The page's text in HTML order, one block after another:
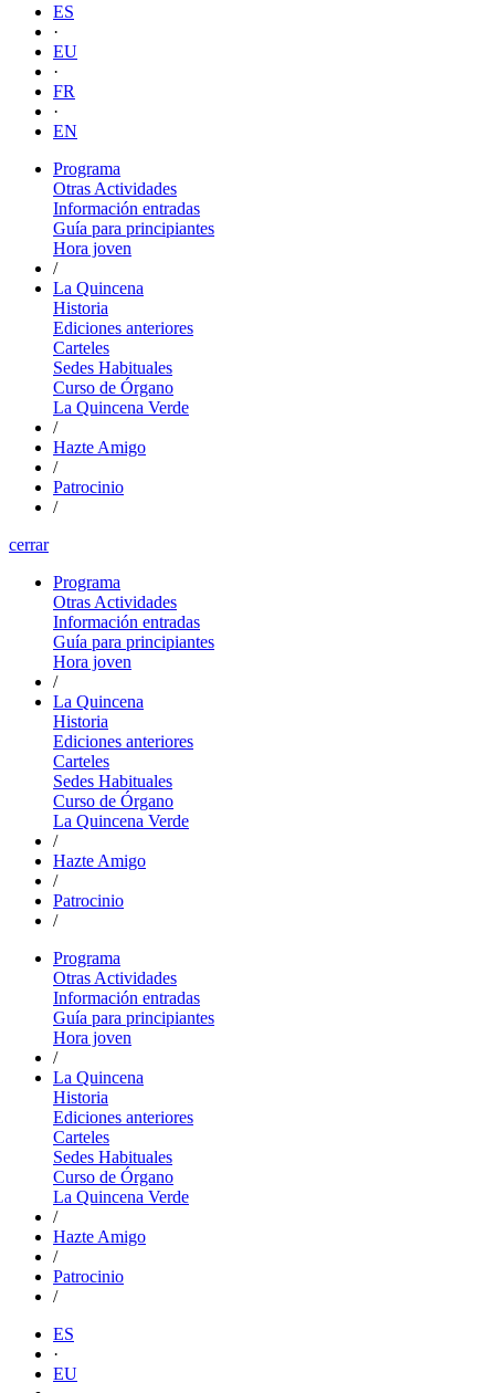
ES
·
EU
·
FR
·
EN
Programa
Otras Actividades
Información entradas
Guía para principiantes
Hora joven
/
La Quincena
Historia
Ediciones anteriores
Carteles
Sedes Habituales
Curso de Órgano
La Quincena Verde
/
Hazte Amigo
/
Patrocinio
/
cerrar
Programa
Otras Actividades
Información entradas
Guía para principiantes
Hora joven
/
La Quincena
Historia
Ediciones anteriores
Carteles
Sedes Habituales
Curso de Órgano
La Quincena Verde
/
Hazte Amigo
/
Patrocinio
/
Programa
Otras Actividades
Información entradas
Guía para principiantes
Hora joven
/
La Quincena
Historia
Ediciones anteriores
Carteles
Sedes Habituales
Curso de Órgano
La Quincena Verde
/
Hazte Amigo
/
Patrocinio
/
ES
·
EU